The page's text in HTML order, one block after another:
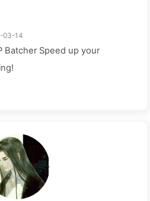
03-14
Batcher Speed up your